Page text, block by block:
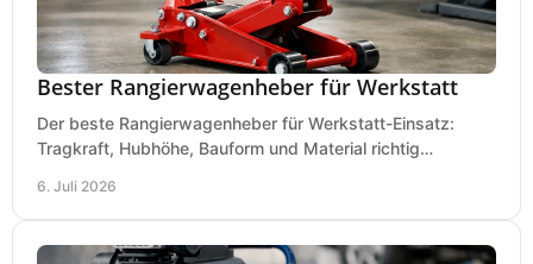
Bester Rangierwagenheber für Werkstatt
Der beste Rangierwagenheber für Werkstatt-Einsatz:
Tragkraft, Hubhöhe, Bauform und Material richtig
6. Juli 2026